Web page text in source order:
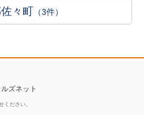
々町 （3件）
ズネット
ください。